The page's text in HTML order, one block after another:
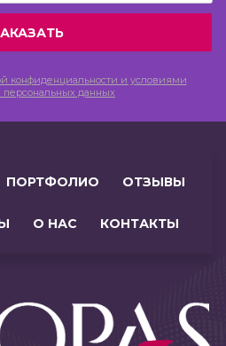
конфиденциальности и условиями
персональных данных
ПОРТФОЛИО ОТЗЫВЫ
О НАС КОНТАКТЫ